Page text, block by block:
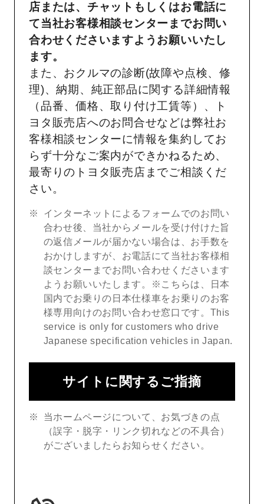
店または、チャットもしくはお電話に
て当社お客様相談センターまでお問い
合わせくださいますようお願いいたし
ます。
また、おクルマの診断(故障や点検、修
理)、納期、純正部品に関する詳細情報
（品番、価格、取り付け工賃等）、ト
ヨタ販売店へのお問合せなどは弊社お
客様相談センターに情報を集約してお
らず十分なご案内ができかねるため、
最寄りのトヨタ販売店までご相談くだ
さい。
インターネットによるフォームでのお問い
合わせ後、当社からメールを受け付けた旨
の返信メールが届かない場合は、お手数を
おかけしますが、お電話にて当社お客様相
談センターまでお問い合わせくださいます
ようお願いいたします。※こちらは、日本
国内でお乗りの日本仕様車をお乗りのお客
様専用向けのお問い合わせ窓口です。This
service is only for customers who drive
Japanese specification vehicles in Japan.
サイトに関するご指摘
当ホームページについて、お気づきの点
（誤字・脱字・リンク切れなどの不具合）
がございましたらお知らせください。